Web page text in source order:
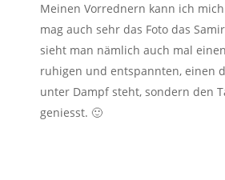
Meinen Vorrednern kann ich
mag auch sehr das Foto das
sieht man nämlich auch mal
ruhigen und entspannten, einen
unter Dampf steht, sondern den
geniesst. 🙂